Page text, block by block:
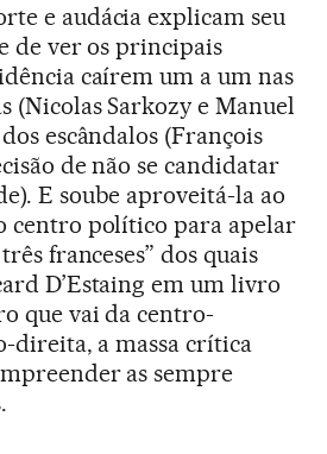
e audácia explicam seu
de ver os principais
caírem um a um nas
(Nicolas Sarkozy e Manuel
escândalos (François
de não se candidatar
E soube aproveitá-la ao
centro político para apelar
franceses” dos quais
D’Estaing em um livro
que vai da centro-
direita, a massa crítica
as sempre